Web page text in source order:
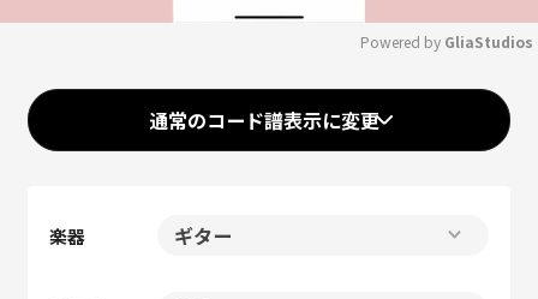
Mute
Powered by GliaStudios
通常のコード譜表示に変更
楽器